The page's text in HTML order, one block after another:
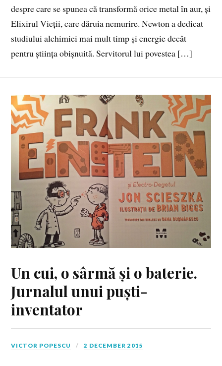
despre care se spunea că transformă orice metal în aur, și
Elixirul Vieții, care dăruia nemurire. Newton a dedicat
studiului alchimiei mai mult timp și energie decât
pentru știința obișnuită. Servitorul lui povestea […]
Un cui, o sârmă și o baterie.
Jurnalul unui puști-
inventator
VICTOR POPESCU 2 DECEMBER 2015